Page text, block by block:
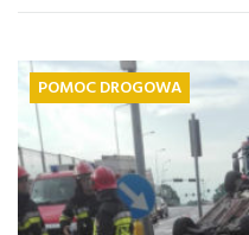
POMOC DROGOWA